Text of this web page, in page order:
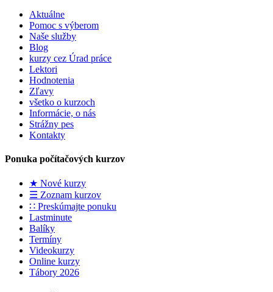
Aktuálne
Pomoc s výberom
Naše služby
Blog
kurzy cez Úrad práce
Lektori
Hodnotenia
Zľavy
všetko o kurzoch
Informácie, o nás
Strážny pes
Kontakty
Ponuka počítačových kurzov
★ Nové kurzy
☰ Zoznam kurzov
∷ Preskúmajte ponuku
Lastminute
Balíky
Termíny
Videokurzy
Online kurzy
Tábory 2026